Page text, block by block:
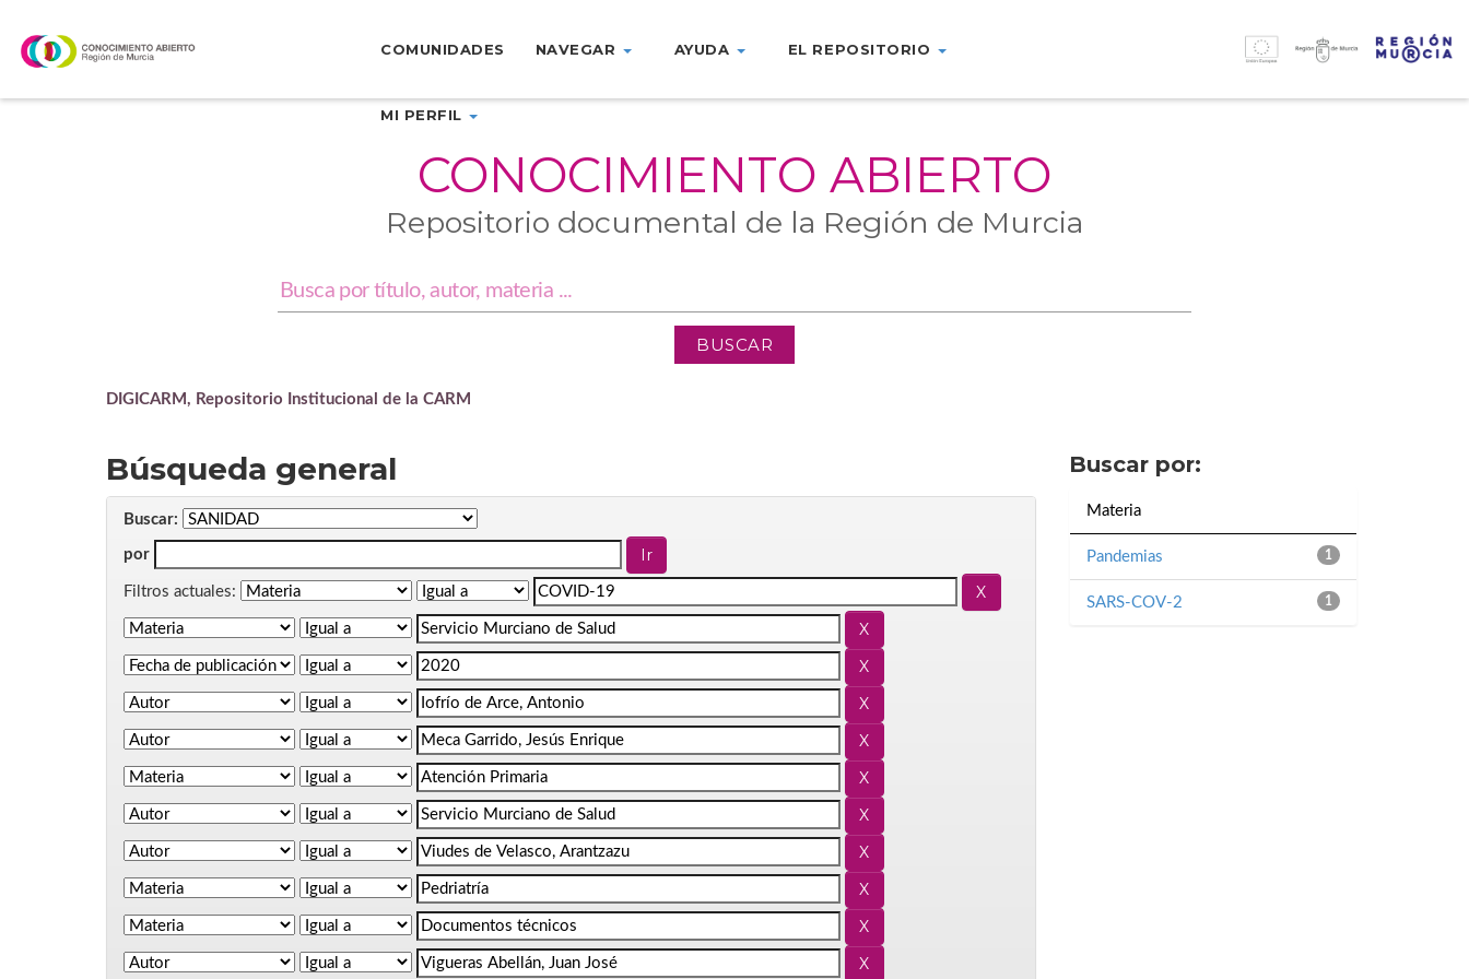
navigation
COMUNIDADES NAVEGAR AYUDA EL REPOSITORIO
MI PERFIL
CONOCIMIENTO ABIERTO
Repositorio documental de la Región de Murcia
DIGICARM, Repositorio Institucional de la CARM
Búsqueda general
Buscar:
por
Filtros actuales:
Buscar por:
Materia
1
Pandemias
1
SARS-COV-2